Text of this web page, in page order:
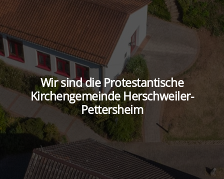
Wir sind die Protestantische
Kirchengemeinde Herschweiler-
Pettersheim